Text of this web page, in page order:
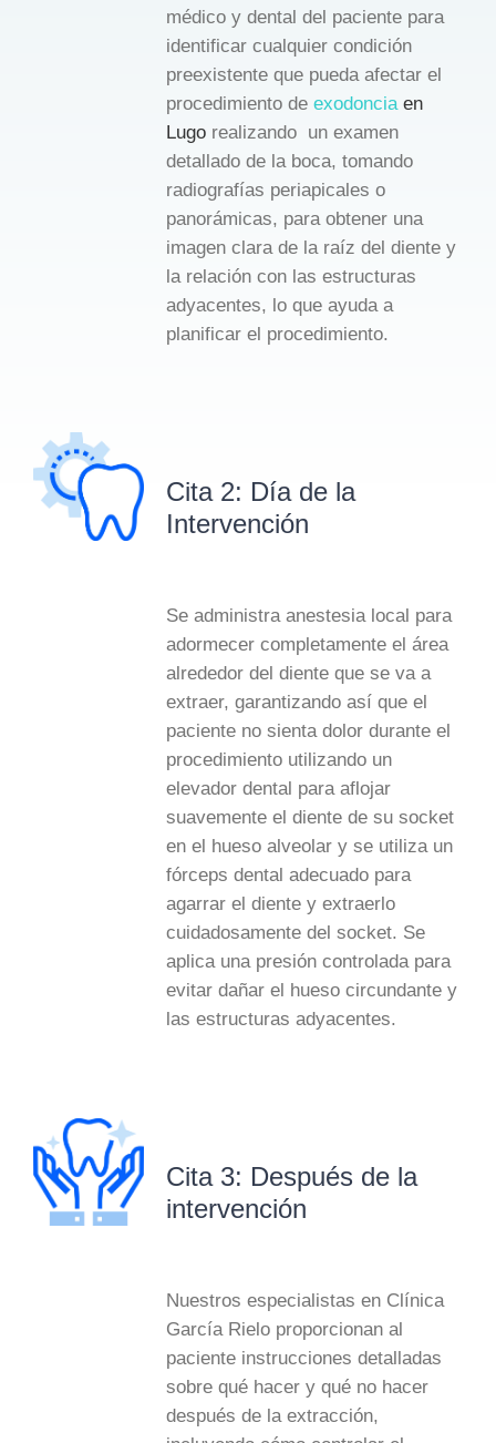
médico y dental del paciente para
identificar cualquier condición
preexistente que pueda afectar el
procedimiento de exodoncia en
Lugorealizando un examen
detallado de la boca, tomando
radiografías periapicales o
panorámicas, para obtener una
imagen clara de la raíz del diente y
la relación con las estructuras
adyacentes, lo que ayuda a
planificar el procedimiento.
Cita 2: Día de la
Intervención
Se administra anestesia local para
adormecer completamente el área
alrededor del diente que se va a
extraer, garantizando así que el
paciente no sienta dolor durante el
procedimiento utilizando un
elevador dental para aflojar
suavemente el diente de su socket
en el hueso alveolar y se utiliza un
fórceps dental adecuado para
agarrar el diente y extraerlo
cuidadosamente del socket. Se
aplica una presión controlada para
evitar dañar el hueso circundante y
las estructuras adyacentes.
Cita 3: Después de la
intervención
Nuestros especialistas en Clínica
García Rielo proporcionan al
paciente instrucciones detalladas
sobre qué hacer y qué no hacer
después de la extracción,